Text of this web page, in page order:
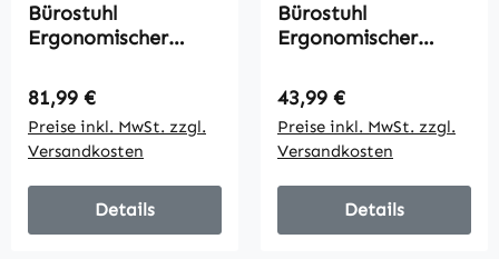
Bürostuhl
Ergonomischer
mit Armlehnen und
Verstellbarer
Fußring,
Höhenverstellbarer
Drehstuhl mit
Netzbespannung
Schwarz
Regulärer Preis:
81,99 €
Preise inkl. MwSt. zzgl.
Versandkosten
Details
Bürostuhl
Ergonomischer
mit C-förmiger
Rückenstütze,
Höhenverstellbar
Blau
Regulärer Preis:
43,99 €
Preise inkl. MwSt. zzgl.
Versandkosten
Details